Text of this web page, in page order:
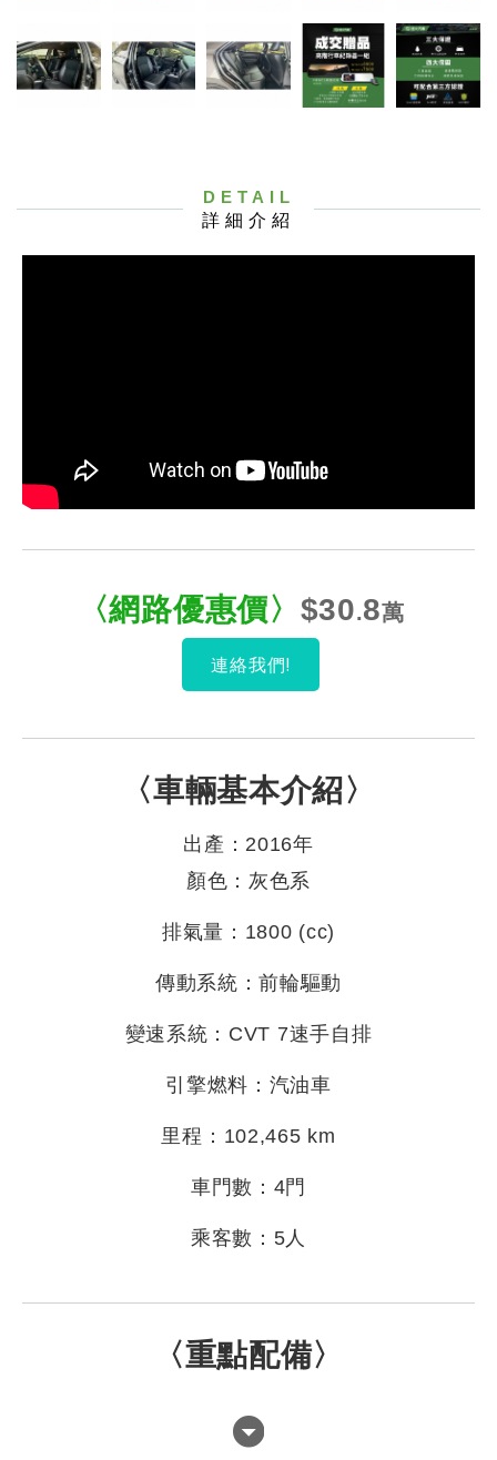
DETAIL
詳細介紹
〈網路優惠價〉 $30.8萬
連絡我們!
〈車輛基本介紹〉
出產：2016年
顏色：灰色系
排氣量：1800 (cc)
傳動系統：前輪驅動
變速系統：CVT 7速手自排
引擎燃料：汽油車
里程：102,465 km
車門數：4門
乘客數：5人
〈重點配備〉